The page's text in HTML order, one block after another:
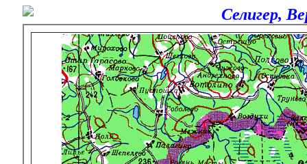
Селигер,